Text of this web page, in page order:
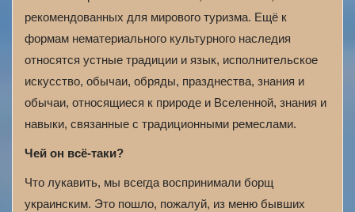
рекомендованных для мирового туризма. Ещё к
формам нематериального культурного наследия
относятся устные традиции и язык, исполнительское
искусство, обычаи, обряды, празднества, знания и
обычаи, относящиеся к природе и Вселенной, знания и
навыки, связанные с традиционными ремеслами.
Чей он всё-таки?
Что лукавить, мы всегда воспринимали борщ
украинским. Это пошло, пожалуй, из меню бывших